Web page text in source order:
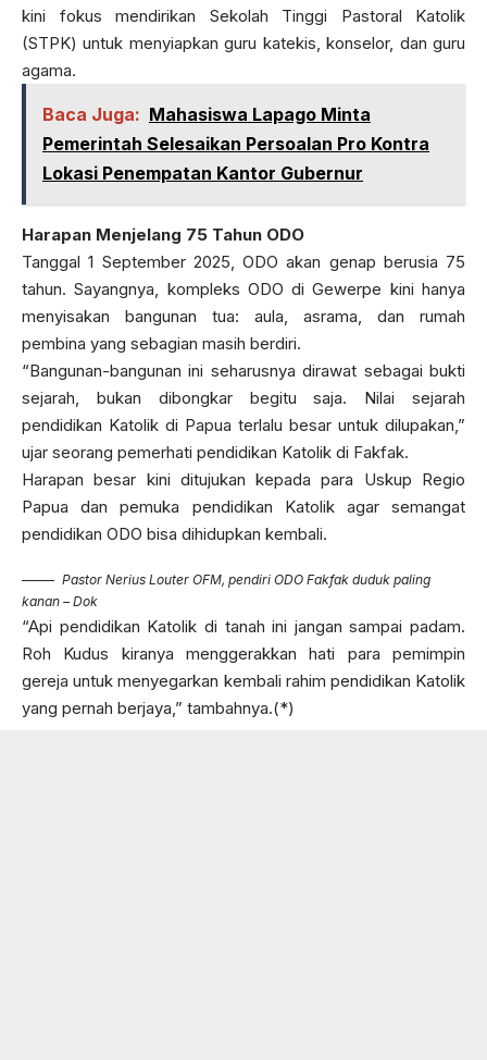
kini fokus mendirikan Sekolah Tinggi Pastoral Katolik
(STPK) untuk menyiapkan guru katekis, konselor, dan guru
agama.
Baca Juga: Mahasiswa Lapago Minta
Pemerintah Selesaikan Persoalan Pro Kontra
Lokasi Penempatan Kantor Gubernur
Harapan Menjelang 75 Tahun ODO
Tanggal 1 September 2025, ODO akan genap berusia 75
tahun. Sayangnya, kompleks ODO di Gewerpe kini hanya
menyisakan bangunan tua: aula, asrama, dan rumah
pembina yang sebagian masih berdiri.
“Bangunan-bangunan ini seharusnya dirawat sebagai bukti
sejarah, bukan dibongkar begitu saja. Nilai sejarah
pendidikan Katolik di Papua terlalu besar untuk dilupakan,”
ujar seorang pemerhati pendidikan Katolik di Fakfak.
Harapan besar kini ditujukan kepada para Uskup Regio
Papua dan pemuka pendidikan Katolik agar semangat
pendidikan ODO bisa dihidupkan kembali.
Pastor Nerius Louter OFM, pendiri ODO Fakfak duduk paling
kanan – Dok
“Api pendidikan Katolik di tanah ini jangan sampai padam.
Roh Kudus kiranya menggerakkan hati para pemimpin
gereja untuk menyegarkan kembali rahim pendidikan Katolik
yang pernah berjaya,” tambahnya.(*)